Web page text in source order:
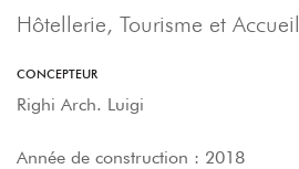
Hôtellerie, Tourisme et Accueil
CONCEPTEUR
Righi Arch. Luigi
Année de construction : 2018